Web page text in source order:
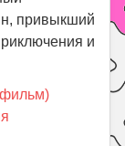
привыкший
и